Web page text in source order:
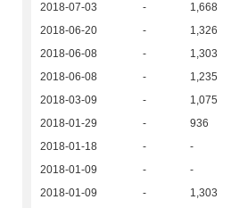
2018-07-03
- 1,668
2018-06-20
- 1,326
2018-06-08
- 1,303
2018-06-08
- 1,235
2018-03-09
- 1,075
2018-01-29
- 936
2018-01-18
- -
2018-01-09
- -
2018-01-09
- 1,303